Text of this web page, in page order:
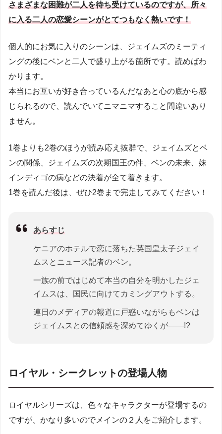
さまざまな困難が二人を待ち受けているのですが、所々
に入る二人の恋愛シーンがとてつもなく熱いです！
個人的にお気に入りのシーンは、ジェイムズのミーティ
ングの後にベンと二人で盛り上がる箇所です。読めばわ
かります。
本当にお互いが好き合っているんだなあと心の底から感
じられるので、読んでいてニマニマすること間違いあり
ません。
1巻よりも2巻のほうが読み応え抜群で、ジェイムズとベ
ンの関係、ジェイムズの次期国王の件、ベンの未来、妹
インディゴの病などの決着が全て着きます。
1巻を読んだ後は、ぜひ2巻まで完走してみてください！
あらすじ
ケニアのホテルで恋に落ちた英国皇太子ジェイ
ムスとニュース記者のベン。
一族の前ではじめて本当の自分を明かしたジェ
イムスは、国民に向けてカミングアウトする。
連日のメディアの報道に戸惑いながらもベンは
ジェイムスとの信頼感を深めてゆくが――!?
ロイヤル・シークレットの登場人物
ロイヤルシリーズは、色々なキャラクターが登場するの
ですが、かなり多いのでメインの２人をご紹介します。